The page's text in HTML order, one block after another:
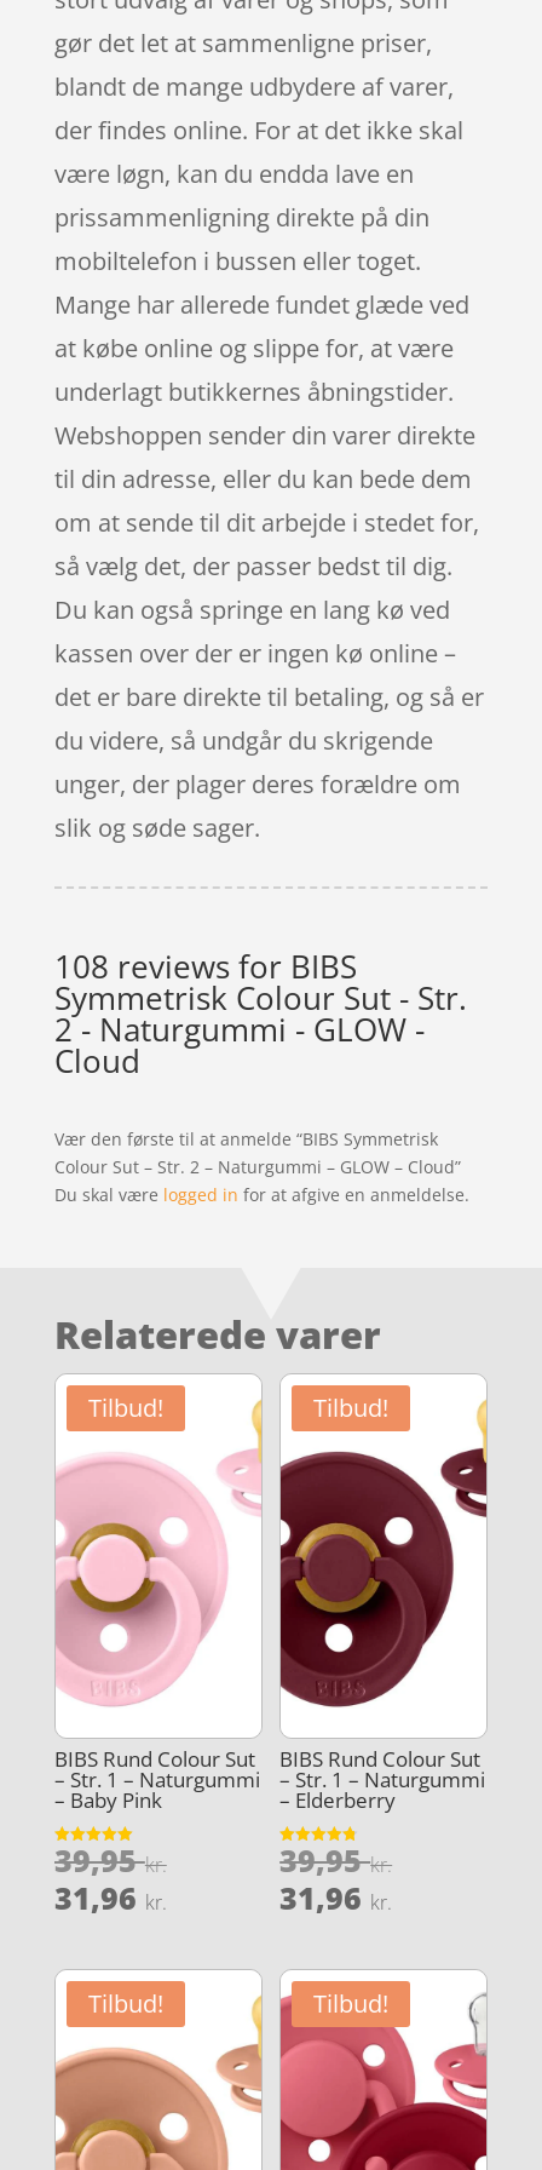
gør det let at sammenligne priser,
blandt de mange udbydere af varer,
der findes online. For at det ikke skal
være løgn, kan du endda lave en
prissammenligning direkte på din
mobiltelefon i bussen eller toget.
Mange har allerede fundet glæde ved
at købe online og slippe for, at være
underlagt butikkernes åbningstider.
Webshoppen sender din varer direkte
til din adresse, eller du kan bede dem
om at sende til dit arbejde i stedet for,
så vælg det, der passer bedst til dig.
Du kan også springe en lang kø ved
kassen over der er ingen kø online –
det er bare direkte til betaling, og så er
du videre, så undgår du skrigende
unger, der plager deres forældre om
slik og søde sager.
108 reviews for BIBS
Symmetrisk Colour Sut - Str.
2 - Naturgummi - GLOW -
Cloud
Vær den første til at anmelde “BIBS Symmetrisk
Colour Sut – Str. 2 – Naturgummi – GLOW – Cloud”
Du skal være logged in for at afgive en anmeldelse.
Relaterede varer
Tilbud!
BIBS Rund Colour Sut
– Str. 1 – Naturgummi
– Baby Pink
Vurderet
5
39,95kr.Den
oprindelige
pris
39,95 kr..
31,96 kr.
pris
er:
31,96 kr..
Tilbud!
BIBS Rund Colour Sut
– Str. 1 – Naturgummi
– Elderberry
Vurderet
4.8
39,95kr.Den
39,95 kr..
31,96 kr.
pris
er:
31,96 kr..
Tilbud! Tilbud!